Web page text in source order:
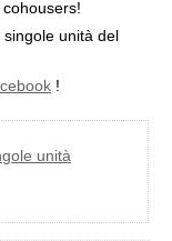
unità del
!
unità